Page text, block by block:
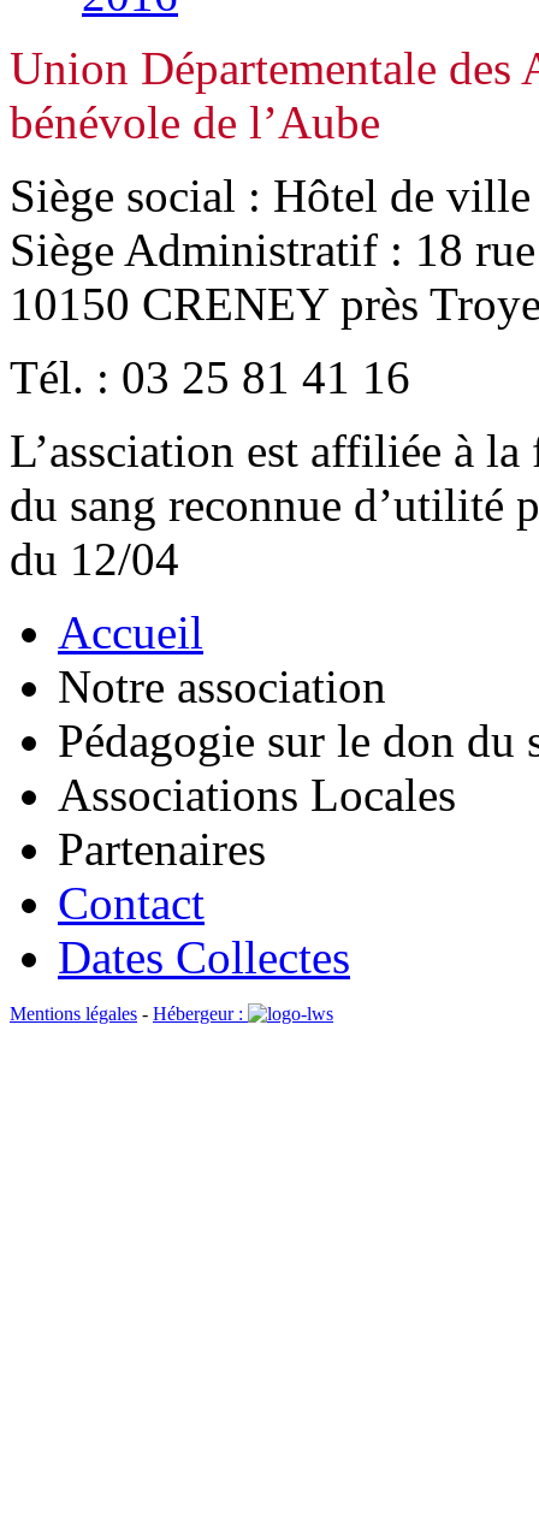
Union Départementale des
bénévole de l’Aube
Siège social : Hôtel de
Siège Administratif : 18 rue
10150 CRENEY près
Tél. : 03 25 81 41 16
L’assciation est affiliée à
du sang reconnue d’utilité
du 12/04
Accueil
Notre association
Pédagogie sur le don du
Associations Locales
Partenaires
Contact
Dates Collectes
Mentions légales - Hébergeur :